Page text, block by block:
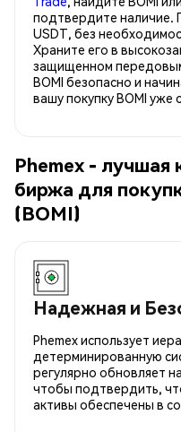
подтвердите наличие.
USDT, без
Храните его в
защищенном
BOMI безопасно и
вашу покупку BOMI уже
Phemex - лучшая
биржа для
(BOMI)
Надежная и
Phemex использует
детерминированную
регулярно обновляет
чтобы подтвердить,
активы обеспечены в